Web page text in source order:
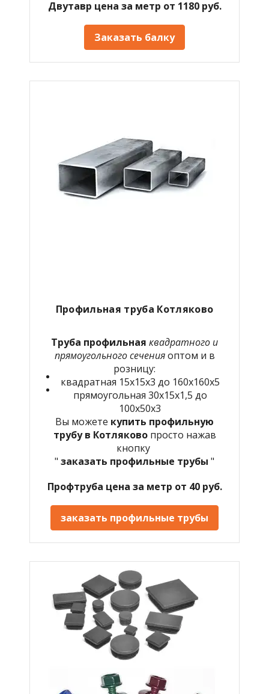
Двутавр цена за метр от 1180 руб.
Заказать балку
Профильная труба Котляково
Труба профильная квадратного и
прямоугольного сеченияоптом и в
розницу:
квадратная 15х15х3 до 160х160х5
прямоугольная 30х15х1,5 до
100х50х3
Вы можете купить профильную
трубу в Котляково просто нажав
кнопку
" заказать профильные трубы "
Профтруба цена за метр от 40 руб.
заказать профильные трубы